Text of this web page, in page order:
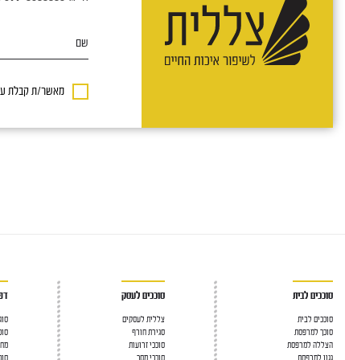
מאשר/ת קבלת
סוככים לבית
סוככים לבית
סוכך למרפסת
הצללה למרפסת
סוככים לעסק
צללית לעסקים
סגירת חורף
סוככי זרועות